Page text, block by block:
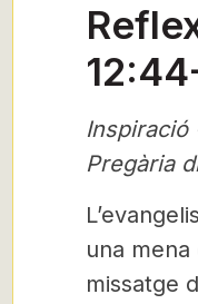
Pregària
una
missatge